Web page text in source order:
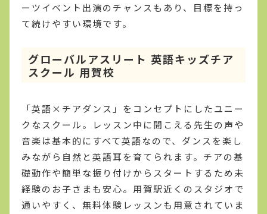
ーツイベント出演のチャンスもあり、目標を持っ
て続けやすい環境です。
グローバルアスリート 英語キッズチア
スクール 用賀校
「英語×チアダンス」をコンセプトにしたユニー
クなスクール。レッスン中に聞こえる先生の声や
音楽は基本的にすべて英語なので、ダンスを楽し
みながら自然と英語耳を育てられます。チアの基
礎動作や簡単な振り付けからスタートするため未
経験のお子さまも安心。用賀駅近くのスタジオで
通いやすく、無料体験レッスンも用意されていま